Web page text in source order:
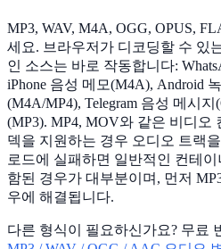
MP3, WAV, M4A, OGG, OPUS,
세요. 브라우저가 디코딩할 수 있
인 소스는 바로 작동합니다:
iPhone 음성 메모(M4A), Android
(M4A/MP4), Telegram 음성 메시
(MP3). MP4, MOV와 같은 비디오
덱을 지원하는 경우 오디오 트랙
로드에 실패하면 일반적인 컨테
함된 경우가 대부분이며, 먼저
우에 해결됩니다.
다른 형식이 필요하신가요? 무료